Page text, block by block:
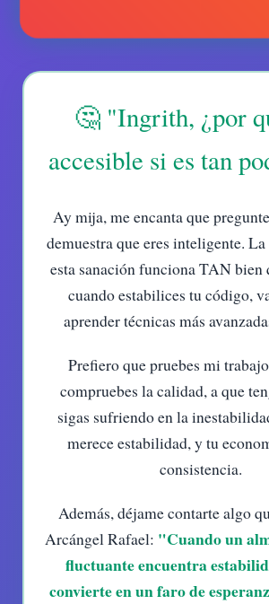
🤔 "Ingrith, ¿por
accesible si es tan
Ay mija, me encanta que
demuestra que eres inteligente. La
esta sanación funciona TAN bien
cuando estabilices tu código,
aprender técnicas más
Prefiero que pruebes mi
compruebes la calidad, a que
sigas sufriendo en la
merece estabilidad, y tu
consistencia.
Además, déjame contarte algo
Arcángel Rafael: "Cuando un
fluctuante encuentra
convierte en un faro de